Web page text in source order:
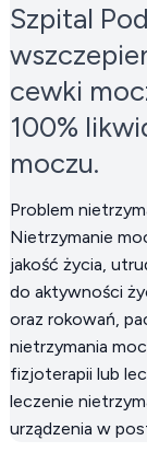
Szpital
cewki
100%
moczu.
Problem
Nietrzymanie
jakość życia,
do aktywności
oraz rokowań,
nietrzymania
fizjoterapii lub
leczenie
urządzenia w